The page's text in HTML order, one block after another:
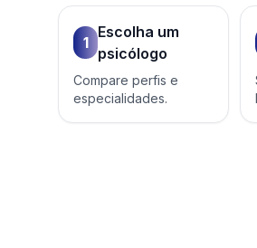
1
Escolha um
psicólogo
Compare perfis e
especialidades.